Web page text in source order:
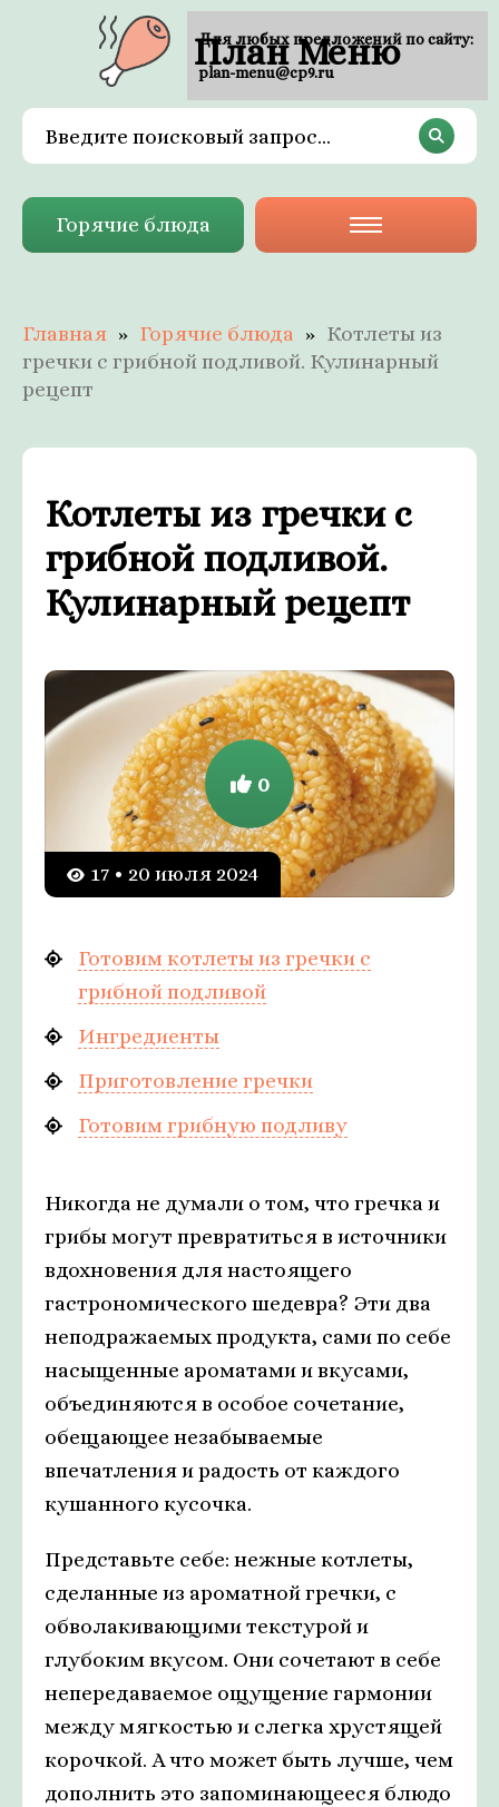
План Меню
Горячие блюда
Главная Горячие блюда
Котлеты из
гречки с грибной подливой. Кулинарный
рецепт
Котлеты из гречки с
грибной подливой.
Кулинарный рецепт
17 • 20 июля 2024
0
Готовим котлеты из гречки с
грибной подливой
Ингредиенты
Приготовление гречки
Готовим грибную подливу
Никогда не думали о том, что гречка и
грибы могут превратиться в источники
вдохновения для настоящего
гастрономического шедевра? Эти два
неподражаемых продукта, сами по себе
насыщенные ароматами и вкусами,
объединяются в особое сочетание,
обещающее незабываемые
впечатления и радость от каждого
кушанного кусочка.
Представьте себе: нежные котлеты,
сделанные из ароматной гречки, с
обволакивающими текстурой и
глубоким вкусом. Они сочетают в себе
непередаваемое ощущение гармонии
между мягкостью и слегка хрустящей
корочкой. А что может быть лучше, чем
дополнить это запоминающееся блюдо
Для любых предложений по сайту:
plan-menu@cp9.ru